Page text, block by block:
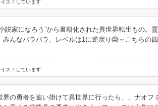
イス！しています
説家になろう”から書籍化された異世界転生もの
みんなバラバラ、レベルは1に逆戻り😱～こちらの
イス！しています
界の勇者を追い掛けて異世界に行ったら、、ナオ